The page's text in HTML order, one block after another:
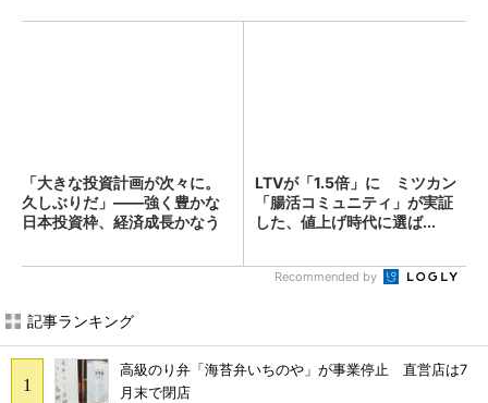
「大きな投資計画が次々に。
久しぶりだ」――強く豊かな
日本投資枠、経済成長かなう
LTVが「1.5倍」に ミツカン
「腸活コミュニティ」が実証
した、値上げ時代に選ば...
Recommended by
記事ランキング
高級のり弁「海苔弁いちのや」が事業停止 直営店は7
月末で閉店